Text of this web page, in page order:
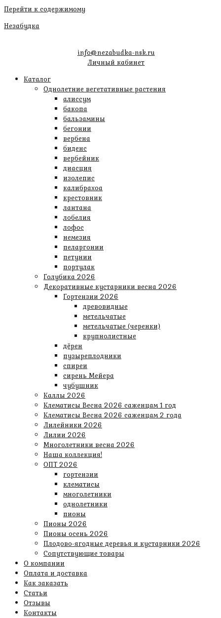
Перейти к содержимому
Незабудка
info@nezabudka-nsk.ru
Личный кабинет
Каталог
Однолетние вегетативные растения
алиссум
бакопа
бальзамины
бегонии
вербена
биденс
вербейник
диасция
изолепис
калибрахоа
крестовник
лантана
лобелия
лофос
немезия
пеларгонии
петунии
портулак
Голубика 2026
Декоративные кустарники весна 2026
Гортензии 2026
древовидные
метельчатые
метельчатые (черенки)
крупнолистные
дёрен
пузыреплодники
спиреи
сирень Мейера
чубушник
Каллы 2026
Клематисы Весна 2026 саженцам 1 год
Клематисы Весна 2026 саженцам 2 года
Лилейники 2026
Лилии 2026
Многолетники весна 2026
Наша коллекция!
ОПТ 2026
гортензии
клематисы
многолетники
однолетники
пионы
Пионы 2026
Пионы осень 2026
Плодово-ягодные деревья и кустарники 2026
Сопутствующие товары
О компании
Оплата и доставка
Как заказать
Статьи
Отзывы
Контакты